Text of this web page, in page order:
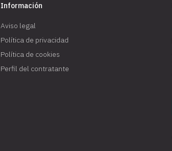
Información
Aviso legal
Política de privacidad
Política de cookies
Perfil del contratante